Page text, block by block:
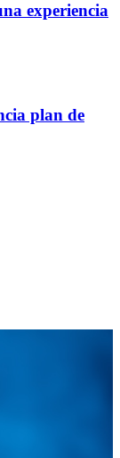
experiencia
plan de